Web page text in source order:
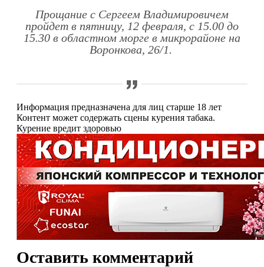
Прощание с Сергеем Владимировичем
пройдет в пятницу, 12 февраля, с 15.00 до
15.30 в областном морге в микрорайоне на
Воронкова, 26/1.
Информация предназначена для лиц старше 18 лет
Контент может содержать сцены курения табака.
Курение вредит здоровью
Оставить комментарий